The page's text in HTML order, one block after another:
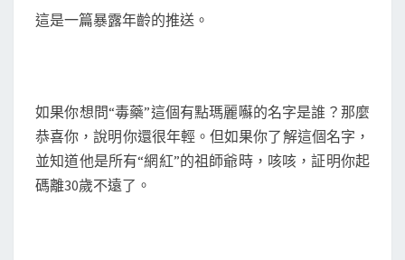
在
他
面
這是一篇暴露年齡的推送。
如果你想問“毒藥”這個有點瑪麗囌的名字是誰？那麼
恭喜你，說明你還很年輕。但如果你了解這個名字，
並知道他是所有“網紅”的祖師爺時，咳咳，証明你起
碼離30歲不遠了。